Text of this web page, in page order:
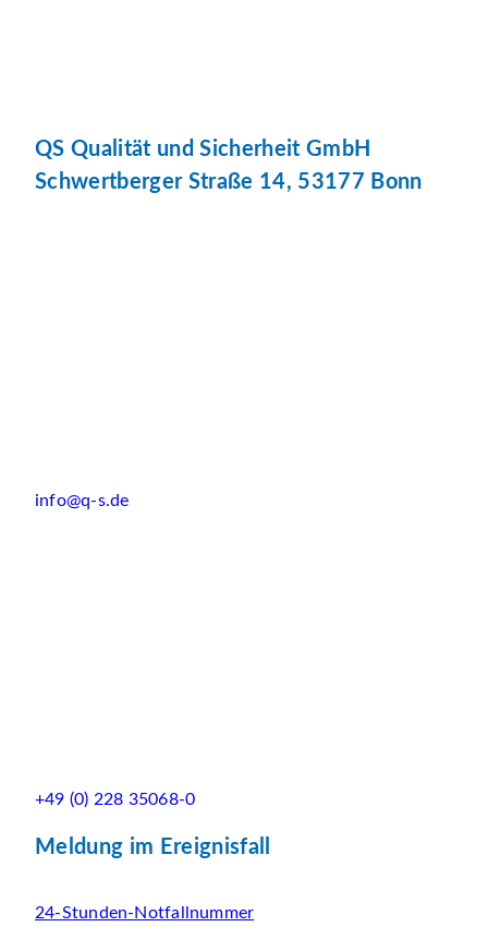
QS Qualität und Sicherheit GmbH
Schwertberger Straße 14, 53177 Bonn
info@q-s.de
+49 (0) 228 35068-0
Meldung im Ereignisfall
24-Stunden-Notfallnummer